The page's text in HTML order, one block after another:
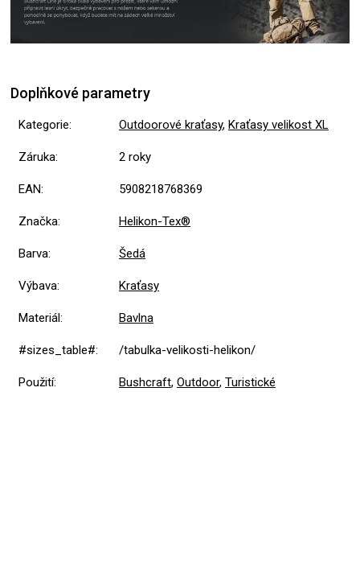
Doplňkové parametry
Kategorie: Outdoorové kraťasy, Kraťasy velikost XL
Záruka: 2 roky
EAN: 5908218768369
Značka: Helikon-Tex®
Barva: Šedá
Výbava: Kraťasy
Materiál: Bavlna
#sizes_table#: /tabulka-velikosti-helikon/
Použití: Bushcraft, Outdoor, Turistické